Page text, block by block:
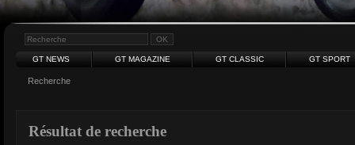
GT NEWS GT MAGAZINE GT CLASSIC GT SPORT
Recherche
Résultat de recherche